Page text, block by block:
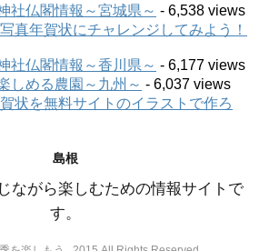
社仏閣情報～宮城県～ - 6,538 views
真年賀状にチャレンジしてみよう！
社仏閣情報～香川県～ - 6,177 views
しめる農園～九州～ - 6,037 views
状を無料サイトのイラストで作ろ
島根
ながら楽しむための情報サイトで
す。